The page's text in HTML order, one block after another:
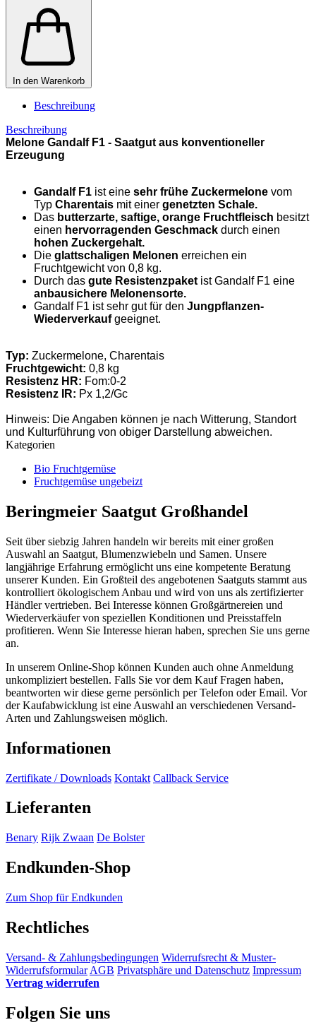
In den Warenkorb
Beschreibung
Beschreibung
Melone Gandalf F1 - Saatgut aus konventioneller
Erzeugung
Gandalf F1 ist eine sehr frühe Zuckermelone vom
Typ Charentais mit einer genetzten Schale.
Das butterzarte, saftige, orange Fruchtfleisch besitzt
einen hervorragenden Geschmack durch einen
hohen Zuckergehalt.
Die glattschaligen Melonen erreichen ein
Fruchtgewicht von 0,8 kg.
Durch das gute Resistenzpaket ist Gandalf F1 eine
anbausichere Melonensorte.
Gandalf F1 ist sehr gut für den Jungpflanzen-
Wiederverkaufgeeignet.
Typ: Zuckermelone, Charentais
Fruchtgewicht: 0,8 kg
Resistenz HR: Fom:0-2
Resistenz IR: Px 1,2/Gc
Hinweis: Die Angaben können je nach Witterung, Standort
und Kulturführung von obiger Darstellung abweichen.
Kategorien
Bio Fruchtgemüse
Fruchtgemüse ungebeizt
Beringmeier Saatgut Großhandel
Seit über siebzig Jahren handeln wir bereits mit einer großen
Auswahl an Saatgut, Blumenzwiebeln und Samen. Unsere
langjährige Erfahrung ermöglicht uns eine kompetente Beratung
unserer Kunden. Ein Großteil des angebotenen Saatguts stammt aus
kontrolliert ökologischem Anbau und wird von uns als zertifizierter
Händler vertrieben. Bei Interesse können Großgärtnereien und
Wiederverkäufer von speziellen Konditionen und Preisstaffeln
profitieren. Wenn Sie Interesse hieran haben, sprechen Sie uns gerne
an.
In unserem Online-Shop können Kunden auch ohne Anmeldung
unkompliziert bestellen. Falls Sie vor dem Kauf Fragen haben,
beantworten wir diese gerne persönlich per Telefon oder Email. Vor
der Kaufabwicklung ist eine Auswahl an verschiedenen Versand-
Arten und Zahlungsweisen möglich.
Informationen
Zertifikate / Downloads Kontakt Callback Service
Lieferanten
Benary Rijk Zwaan De Bolster
Endkunden-Shop
Zum Shop für Endkunden
Rechtliches
Versand- & Zahlungsbedingungen Widerrufsrecht & Muster-
Widerrufsformular AGB Privatsphäre und Datenschutz Impressum
Vertrag widerrufen
Folgen Sie uns